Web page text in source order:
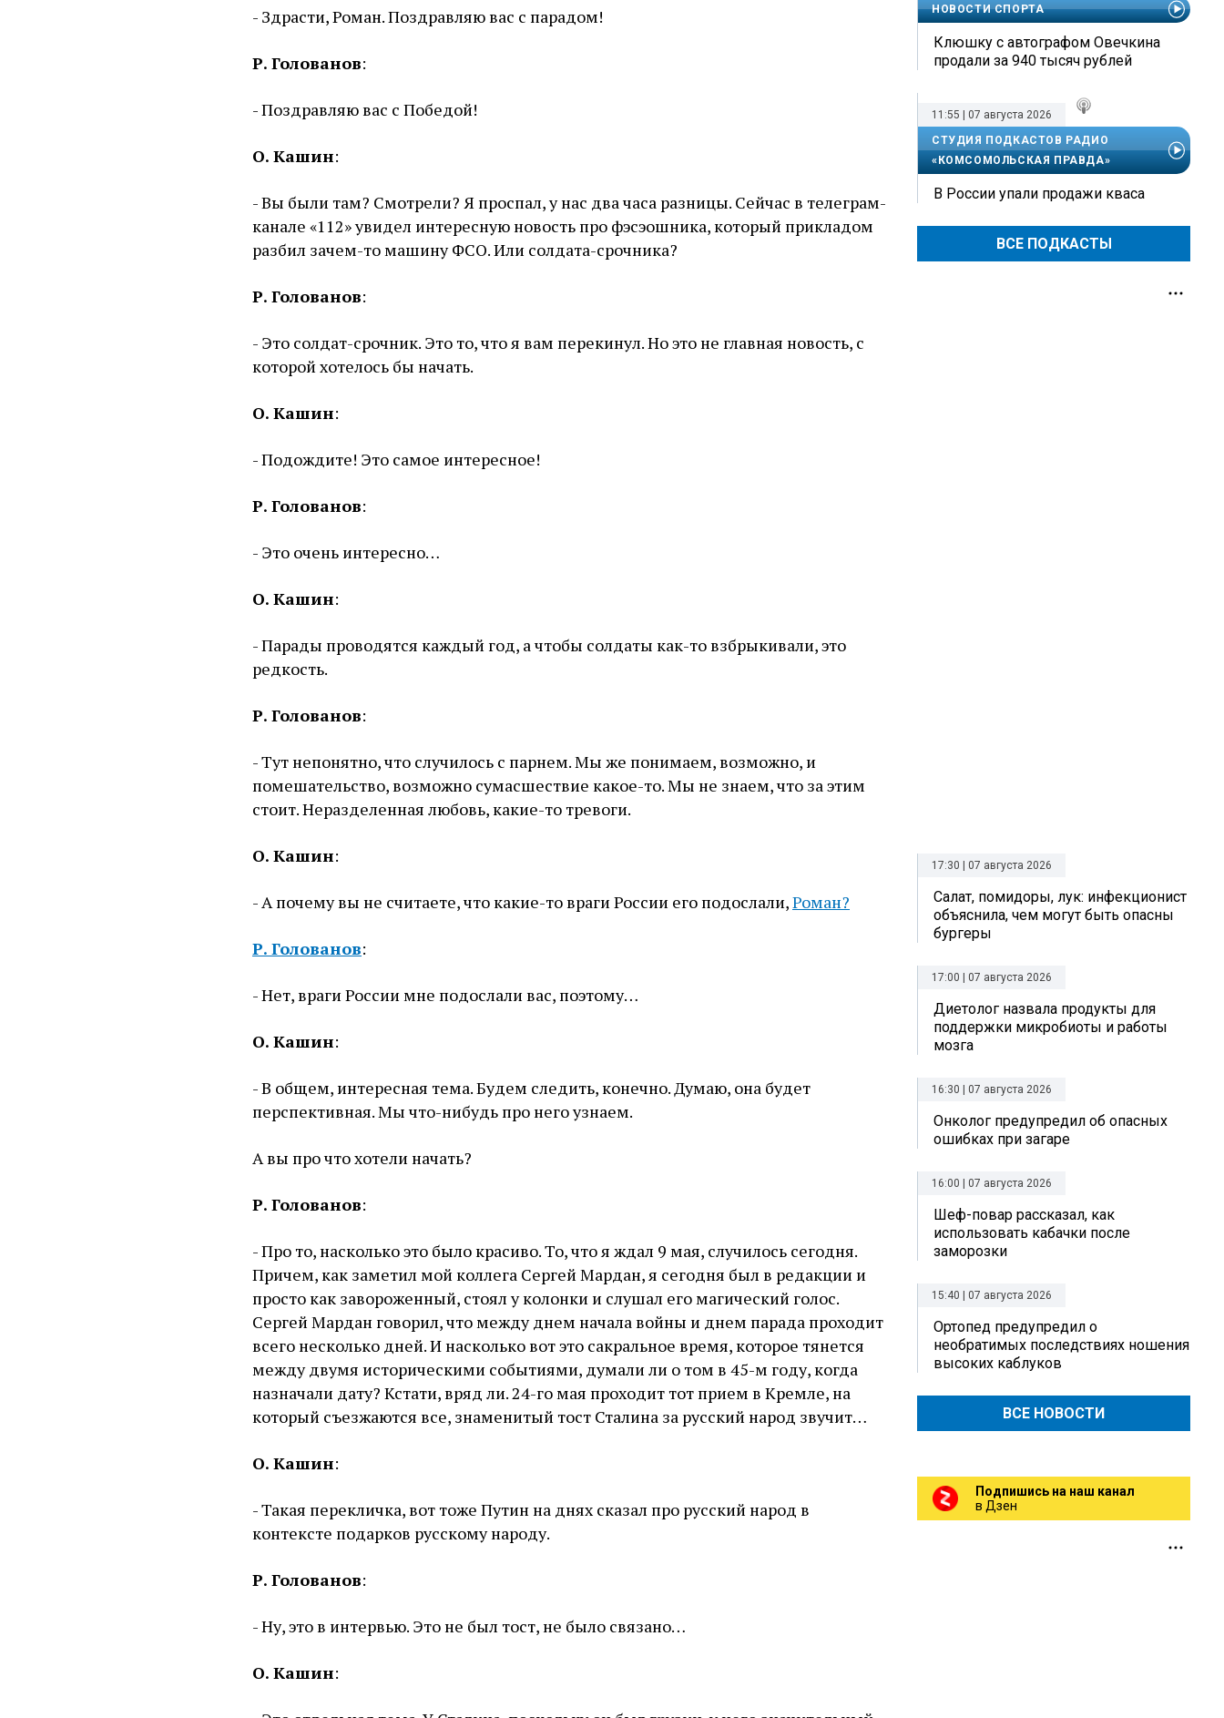
- Здрасти, Роман. Поздравляю вас с парадом!
Р. Голованов:
- Поздравляю вас с Победой!
О. Кашин:
- Вы были там? Смотрели? Я проспал, у нас два часа разницы. Сейчас в телеграм-
канале «112» увидел интересную новость про фэсэошника, который прикладом
разбил зачем-то машину ФСО. Или солдата-срочника?
Р. Голованов:
- Это солдат-срочник. Это то, что я вам перекинул. Но это не главная новость, с
которой хотелось бы начать.
О. Кашин:
- Подождите! Это самое интересное!
Р. Голованов:
- Это очень интересно…
О. Кашин:
- Парады проводятся каждый год, а чтобы солдаты как-то взбрыкивали, это
редкость.
Р. Голованов:
- Тут непонятно, что случилось с парнем. Мы же понимаем, возможно, и
помешательство, возможно сумасшествие какое-то. Мы не знаем, что за этим
стоит. Неразделенная любовь, какие-то тревоги.
О. Кашин:
- А почему вы не считаете, что какие-то враги России его подослали,Роман?
Р. Голованов:
- Нет, враги России мне подослали вас, поэтому…
О. Кашин:
- В общем, интересная тема. Будем следить, конечно. Думаю, она будет
перспективная. Мы что-нибудь про него узнаем.
А вы про что хотели начать?
Р. Голованов:
- Про то, насколько это было красиво. То, что я ждал 9 мая, случилось сегодня.
Причем, как заметил мой коллега Сергей Мардан, я сегодня был в редакции и
просто как завороженный, стоял у колонки и слушал его магический голос.
Сергей Мардан говорил, что между днем начала войны и днем парада проходит
всего несколько дней. И насколько вот это сакральное время, которое тянется
между двумя историческими событиями, думали ли о том в 45-м году, когда
назначали дату? Кстати, вряд ли. 24-го мая проходит тот прием в Кремле, на
который съезжаются все, знаменитый тост Сталина за русский народ звучит…
О. Кашин:
- Такая перекличка, вот тоже Путин на днях сказал про русский народ в
контексте подарков русскому народу.
Р. Голованов:
- Ну, это в интервью. Это не был тост, не было связано…
О. Кашин:
НОВОСТИ СПОРТА
Клюшку с автографом Овечкина
продали за 940 тысяч рублей
11:55 | 07 августа 2026
СТУДИЯ ПОДКАСТОВ РАДИО
«КОМСОМОЛЬСКАЯ ПРАВДА»
В России упали продажи кваса
ВСЕ ПОДКАСТЫ
17:30 | 07 августа 2026
Салат, помидоры, лук: инфекционист
объяснила, чем могут быть опасны
бургеры
17:00 | 07 августа 2026
Диетолог назвала продукты для
поддержки микробиоты и работы
мозга
16:30 | 07 августа 2026
Онколог предупредил об опасных
ошибках при загаре
16:00 | 07 августа 2026
Шеф-повар рассказал, как
использовать кабачки после
заморозки
15:40 | 07 августа 2026
Ортопед предупредил о
необратимых последствиях ношения
высоких каблуков
ВСЕ НОВОСТИ
Подпишись на наш канал
в Дзен